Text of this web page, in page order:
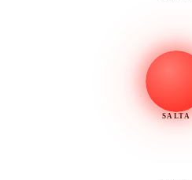
SALTA